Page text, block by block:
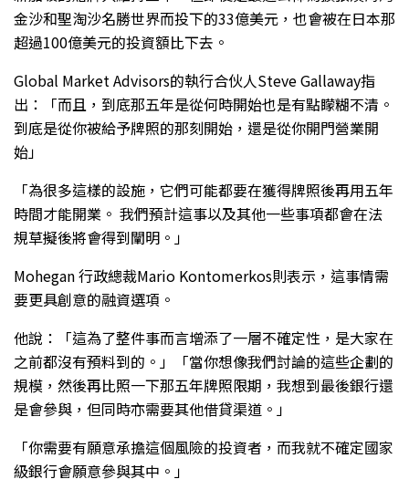
金沙和聖淘沙名勝世界而投下的33億美元，也會被在日本那
超過100億美元的投資額比下去。
Global Market Advisors的執行合伙人Steve Gallaway指
出：「而且，到底那五年是從何時開始也是有點矇糊不清。
到底是從你被給予牌照的那刻開始，還是從你開門營業開
始」
「為很多這樣的設施，它們可能都要在獲得牌照後再用五年
時間才能開業。 我們預計這事以及其他一些事項都會在法
規草擬後將會得到闡明。」
Mohegan 行政總裁Mario Kontomerkos則表示，這事情需
要更具創意的融資選項。
他說：「這為了整件事而言增添了一層不確定性，是大家在
之前都沒有預料到的。」「當你想像我們討論的這些企劃的
規模，然後再比照一下那五年牌照限期，我想到最後銀行還
是會參與，但同時亦需要其他借貸渠道。」
「你需要有願意承擔這個風險的投資者，而我就不確定國家
級銀行會願意參與其中。」